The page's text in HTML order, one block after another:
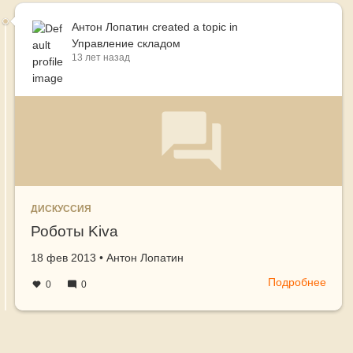
Антон Лопатин created a topic in
Управление складом
13 лет назад
ДИСКУССИЯ
Роботы Kiva
Создано
18 фев 2013 •
автор Антон Лопатин
0 0 Подробнее
Kiva